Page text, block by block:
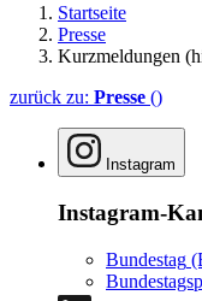
Startseite
Presse
Kurzmeldungen
zurück zu: Presse ()
Instagram
Instagram-
Bundestag